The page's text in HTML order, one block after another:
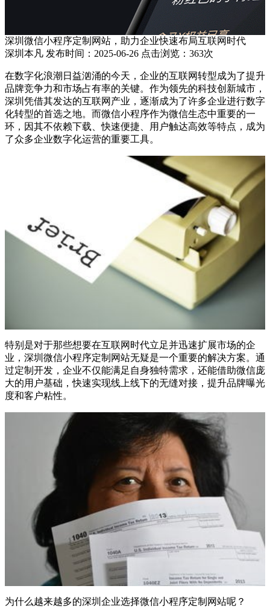
深圳微信小程序定制网站，助力企业快速布局互联网时代
深圳本凡 发布时间：2025-06-26 点击浏览：363次
在数字化浪潮日益汹涌的今天，企业的互联网转型成为了提升
品牌竞争力和市场占有率的关键。作为领先的科技创新城市，
深圳凭借其发达的互联网产业，逐渐成为了许多企业进行数字
化转型的首选之地。而微信小程序作为微信生态中重要的一
环，因其不依赖下载、快速便捷、用户触达高效等特点，成为
了众多企业数字化运营的重要工具。
特别是对于那些想要在互联网时代立足并迅速扩展市场的企
业，深圳微信小程序定制网站无疑是一个重要的解决方案。通
过定制开发，企业不仅能满足自身独特需求，还能借助微信庞
大的用户基础，快速实现线上线下的无缝对接，提升品牌曝光
度和客户粘性。
为什么越来越多的深圳企业选择微信小程序定制网站呢？